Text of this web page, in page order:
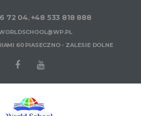
72 04, +48 533 818 888
60 PIASECZNO - ZALESIE DOLNE